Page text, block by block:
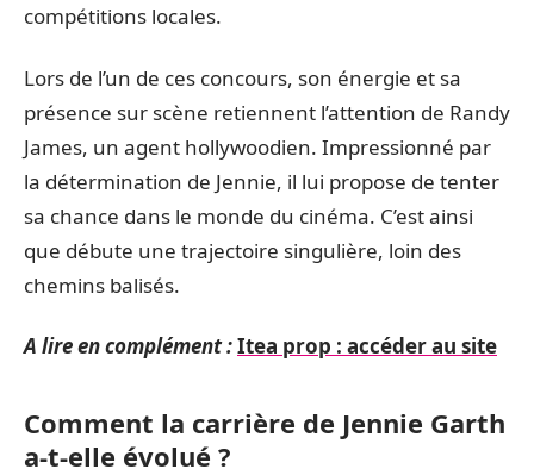
compétitions locales.
Lors de l’un de ces concours, son énergie et sa
présence sur scène retiennent l’attention de Randy
James, un agent hollywoodien. Impressionné par
la détermination de Jennie, il lui propose de tenter
sa chance dans le monde du cinéma. C’est ainsi
que débute une trajectoire singulière, loin des
chemins balisés.
A lire en complément :Itea prop : accéder au site
Comment la carrière de Jennie Garth
a-t-elle évolué ?